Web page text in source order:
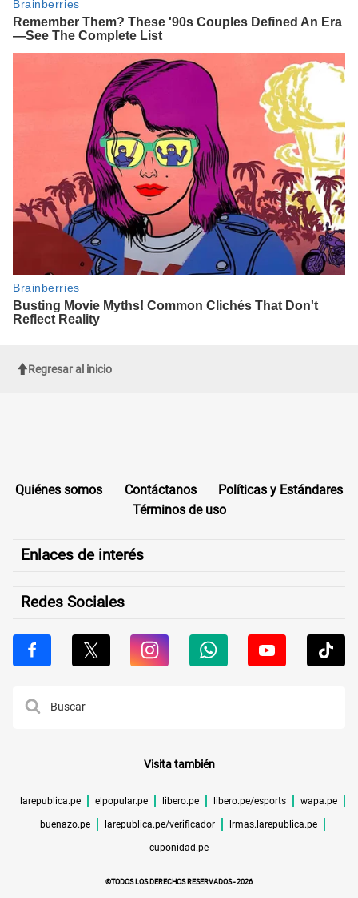
Regresar al inicio
Quiénes somos Contáctanos
Políticas y Estándares
Términos de uso
Enlaces de interés
Redes Sociales
Visita también
larepublica.pe elpopular.pe libero.pe libero.pe/esports wapa.pe
buenazo.pe larepublica.pe/verificador lrmas.larepublica.pe
cuponidad.pe
©TODOS LOS DERECHOS RESERVADOS -2026